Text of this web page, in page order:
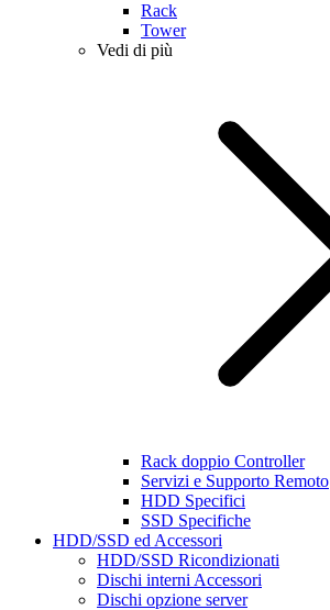
Rack
Tower
Vedi di più
Rack doppio Controller
Servizi e Supporto Remoto
HDD Specifici
SSD Specifiche
HDD/SSD ed Accessori
HDD/SSD Ricondizionati
Dischi interni Accessori
Dischi opzione server